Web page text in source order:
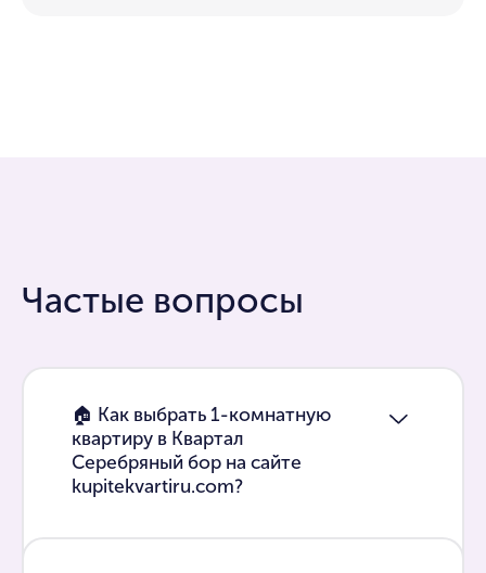
Частые вопросы
🏠 Как выбрать 1-комнатную
квартиру в Квартал
Серебряный бор на сайте
kupitekvartiru.com?